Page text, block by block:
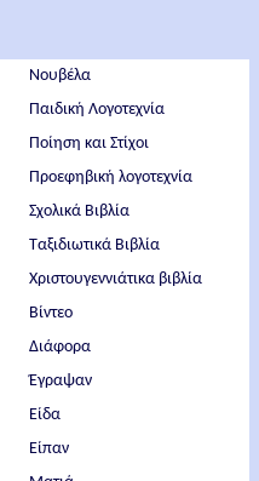
Νουβέλα
Παιδική Λογοτεχνία
Ποίηση και Στίχοι
Προεφηβική λογοτεχνία
Σχολικά Βιβλία
Ταξιδιωτικά Βιβλία
Χριστουγεννιάτικα βιβλία
Βίντεο
Διάφορα
Έγραψαν
Είδα
Είπαν